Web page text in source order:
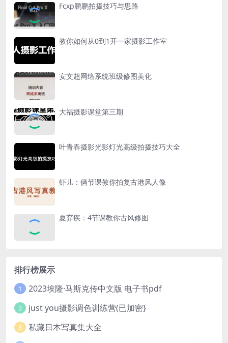
Fcxp鹏鹏拍摄技巧与思路
教你如何从0到1开一家摄影工作室
安文超网络系统班级修图美化
大福摄影课堂第三期
叶青春摄影光影灯光高级拍摄技巧大全
虾儿：俩节课教你拍复古港风人像
夏弃疾：4节课教你古风修图
排行榜展示
1 2023埃隆·马斯克传中文版 电子书pdf
2 just you摄影调色训练营(已加密}
3 私藏日本写真集大全